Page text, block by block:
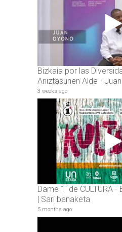
Bizkaia por las
Aniztasunen Alde -
3 weeks ago
Dame 1' de CULTURA
| Sari banaketa
5 months ago